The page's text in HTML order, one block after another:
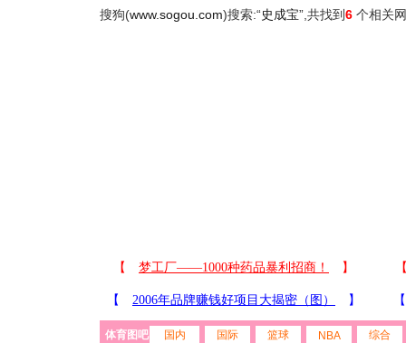
搜狗(www.sogou.com)搜索:“史成宝”,共找到6 个相关
体育图吧 国内 国际 篮球 NBA 综合